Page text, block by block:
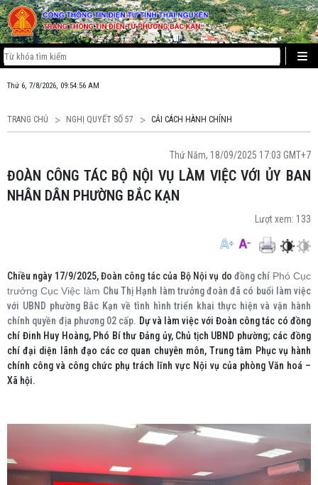
Thứ 6, 7/8/2026, 09:54:57 AM
TRANG CHỦ NGHỊ QUYẾT SỐ 57 CẢI CÁCH HÀNH CHÍNH
Thứ Năm, 18/09/2025 17:03 GMT+7
ĐOÀN CÔNG TÁC BỘ NỘI VỤ LÀM VIỆC VỚI ỦY BAN
NHÂN DÂN PHƯỜNG BẮC KẠN
Lượt xem: 133
Chiều ngày 17/9/2025,Đoàn công tác của Bộ Nội vụ do đồng chí Phó Cục
trưởng Cục Việc làm Chu Thị Hạnh làm trưởng đoàn đã có buổi làm việc
với UBND phường Bắc Kạn về tình hình triển khai thực hiện và vận hành
chính quyền địa phương 02 cấp. Dự và làm việc với Đoàn công tác có đồng
chí Đinh Huy Hoàng, Phó Bí thư Đảng ủy, Chủ tịch UBND phường; các đồng
chí đại diện lãnh đạo các cơ quan chuyên môn, Trung tâm Phục vụ hành
chính công và công chức phụ trách lĩnh vực Nội vụ của phòng Văn hoá –
Xã hội.